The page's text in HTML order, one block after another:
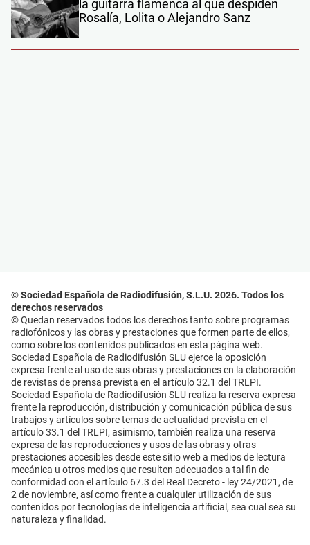
la guitarra flamenca al que despiden
Rosalía, Lolita o Alejandro Sanz
© Sociedad Española de Radiodifusión, S.L.U. 2026. Todos los
derechos reservados
© Quedan reservados todos los derechos tanto sobre programas
radiofónicos y las obras y prestaciones que formen parte de ellos,
como sobre los contenidos publicados en esta página web.
Sociedad Española de Radiodifusión SLU ejerce la oposición
expresa frente al uso de sus obras y prestaciones en la elaboración
de revistas de prensa prevista en el artículo 32.1 del TRLPI.
Sociedad Española de Radiodifusión SLU realiza la reserva expresa
frente la reproducción, distribución y comunicación pública de sus
trabajos y artículos sobre temas de actualidad prevista en el
artículo 33.1 del TRLPI, asimismo, también realiza una reserva
expresa de las reproducciones y usos de las obras y otras
prestaciones accesibles desde este sitio web a medios de lectura
mecánica u otros medios que resulten adecuados a tal fin de
conformidad con el artículo 67.3 del Real Decreto - ley 24/2021, de
2 de noviembre, así como frente a cualquier utilización de sus
contenidos por tecnologías de inteligencia artificial, sea cual sea su
naturaleza y finalidad.